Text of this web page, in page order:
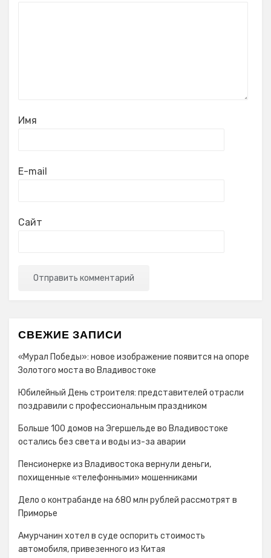
Имя
E-mail
Сайт
СВЕЖИЕ ЗАПИСИ
«Мурал Победы»: новое изображение появится на опоре
Золотого моста во Владивостоке
Юбилейный День строителя: представителей отрасли
поздравили с профессиональным праздником
Больше 100 домов на Эгершельде во Владивостоке
остались без света и воды из-за аварии
Пенсионерке из Владивостока вернули деньги,
похищенные «телефонными» мошенниками
Дело о контрабанде на 680 млн рублей рассмотрят в
Приморье
Амурчанин хотел в суде оспорить стоимость
автомобиля, привезенного из Китая